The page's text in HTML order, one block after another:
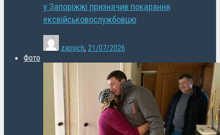
у Запоріжжі призначив покарання
ексвійськовослужбовцю
zapsich, 21/07/2026
Фото